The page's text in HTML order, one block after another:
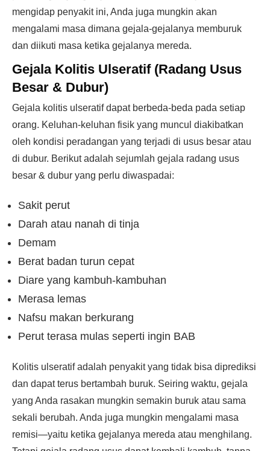
mengidap penyakit ini, Anda juga mungkin akan
mengalami masa dimana gejala-gejalanya memburuk
dan diikuti masa ketika gejalanya mereda.
Gejala Kolitis Ulseratif (Radang Usus
Besar & Dubur)
Gejala kolitis ulseratif dapat berbeda-beda pada setiap
orang. Keluhan-keluhan fisik yang muncul diakibatkan
oleh kondisi peradangan yang terjadi di usus besar atau
di dubur. Berikut adalah sejumlah gejala radang usus
besar & dubur yang perlu diwaspadai:
Sakit perut
Darah atau nanah di tinja
Demam
Berat badan turun cepat
Diare yang kambuh-kambuhan
Merasa lemas
Nafsu makan berkurang
Perut terasa mulas seperti ingin BAB
Kolitis ulseratif adalah penyakit yang tidak bisa diprediksi
dan dapat terus bertambah buruk. Seiring waktu, gejala
yang Anda rasakan mungkin semakin buruk atau sama
sekali berubah. Anda juga mungkin mengalami masa
remisi—yaitu ketika gejalanya mereda atau menghilang.